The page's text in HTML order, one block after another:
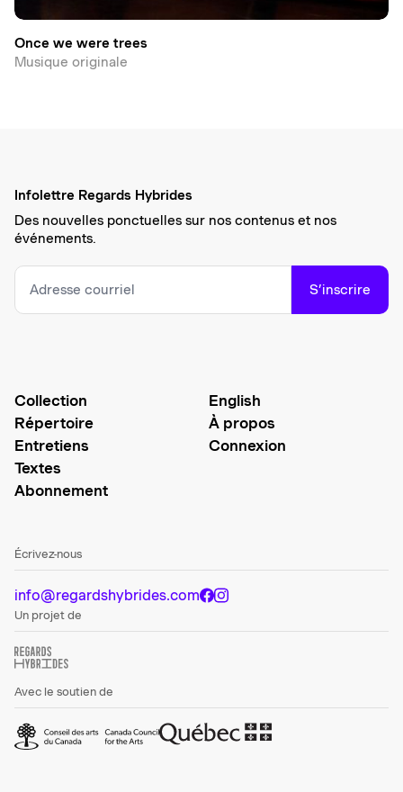
Once we were trees
Musique originale
Infolettre Regards Hybrides
Des nouvelles ponctuelles sur nos contenus et nos
événements.
S’inscrire
Collection
Répertoire
Entretiens
Textes
Abonnement
English
À propos
Connexion
Écrivez-nous
info@regardshybrides.com
Un projet de
Avec le soutien de